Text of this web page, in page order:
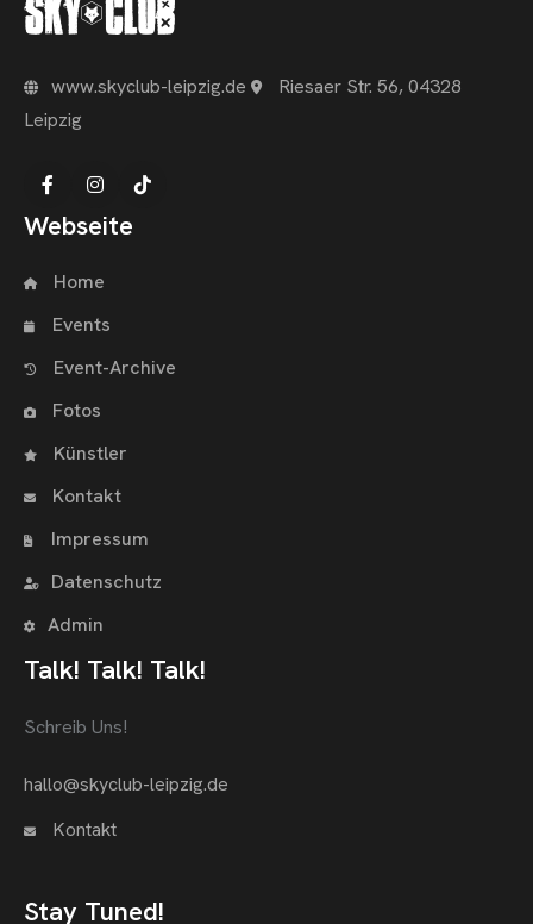
www.skyclub-leipzig.de
Riesaer Str. 56, 04328
Leipzig
Webseite
Home
Events
Event-Archive
Fotos
Künstler
Kontakt
Impressum
Datenschutz
Admin
Talk! Talk! Talk!
Schreib Uns!
hallo@skyclub-leipzig.de
Kontakt
Stay Tuned!